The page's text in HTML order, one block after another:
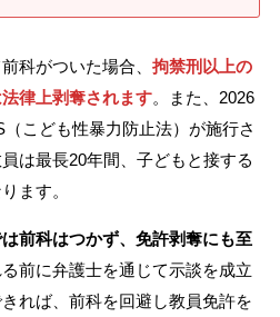
紙
科がついた場合、 拘禁刑以上の
律上剥奪されます。また、2026
こども性暴力防止法）が施行さ
は最長20年間、子どもと接する
ます。
前科はつかず、免許剥奪にも至
前に弁護士を通じて示談を成立
れば、前科を回避し教員免許を